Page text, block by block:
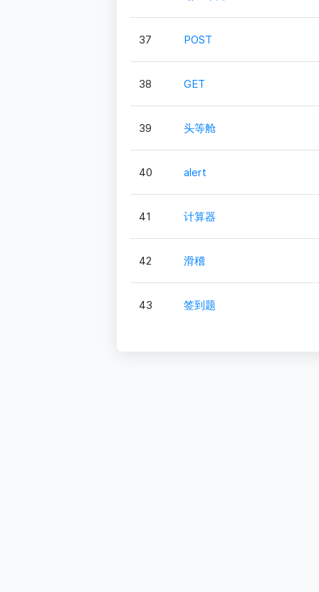
37 POST
38 GET
39 头等舱
40 alert
41 计算器
42 滑稽
43 签到题